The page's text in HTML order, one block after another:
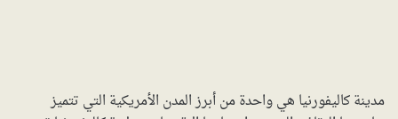
مدينة كاليفورنيا هي واحدة من أبرز المدن الأمريكية التي تتميز